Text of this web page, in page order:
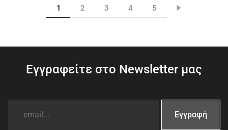
1 2 3 4 5
Εγγραφείτε στο Newsletter μας